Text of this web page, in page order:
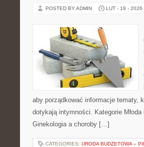
POSTED BY ADMIN LUT - 18 - 2026
aby porządkować informacje tematy,
dotykają intymności. Kategorie
Ginekologia a choroby […]
CATEGORIES: URODA BUDŻETOWA –